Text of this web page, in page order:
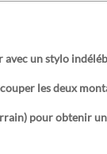
un stylo
les deux
pour obtenir